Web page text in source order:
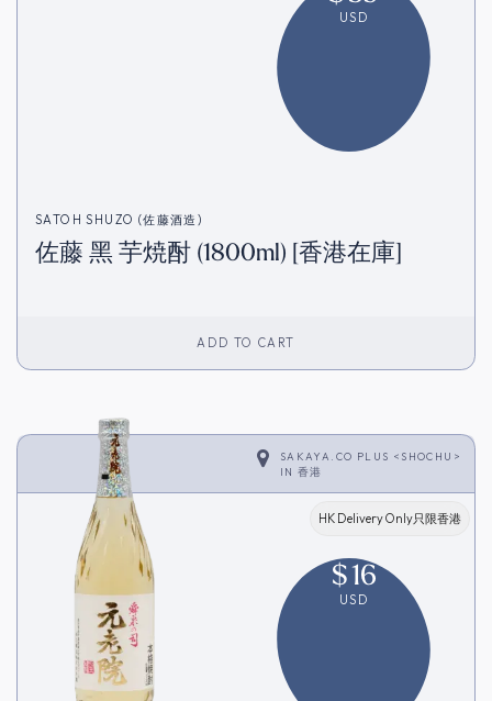
USD
SATOH SHUZO (佐藤酒造)
佐藤 黑 芋焼酎 (1800ml) [香港在庫]
ADD TO CART
SAKAYA.CO PLUS <SHOCHU>
IN 香港
HK Delivery Only只限香港
$16
USD